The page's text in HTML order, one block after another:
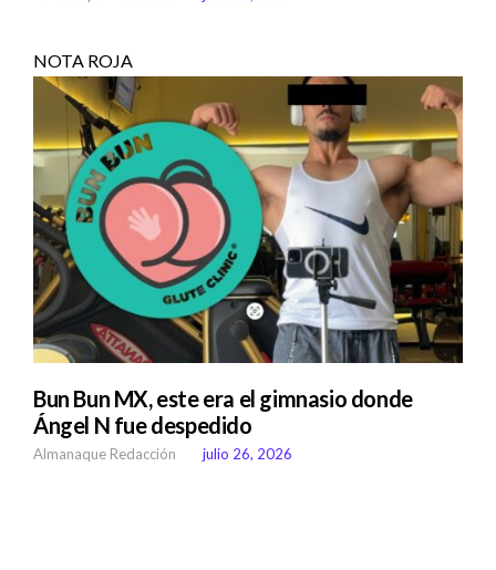
NOTA ROJA
Bun Bun MX, este era el gimnasio donde
Ángel N fue despedido
Almanaque Redacción julio 26, 2026